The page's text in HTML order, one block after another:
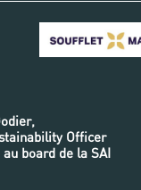
Officer
board de la SAI